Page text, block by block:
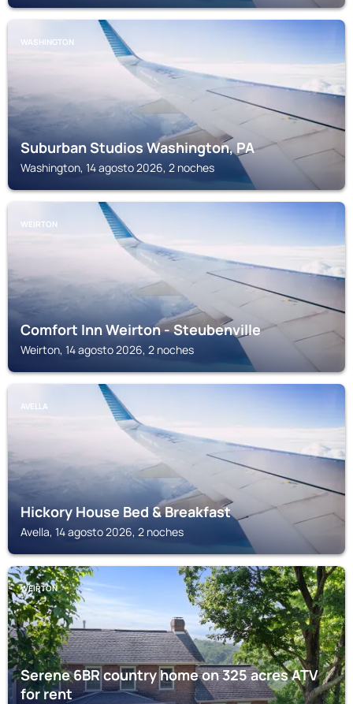
WASHINGTON
Suburban Studios Washington, PA
Washington, 14 agosto 2026, 2 noches
WEIRTON
Comfort Inn Weirton - Steubenville
Weirton, 14 agosto 2026, 2 noches
AVELLA
Hickory House Bed & Breakfast
Avella, 14 agosto 2026, 2 noches
WEIRTON
Serene 6BR country home on 325 acres ATV
for rent